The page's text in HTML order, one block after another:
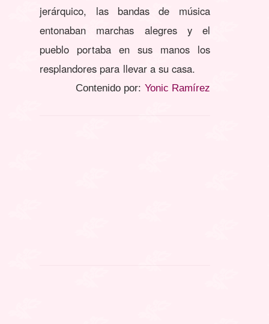
jerárquico, las bandas de música
entonaban marchas alegres y el
pueblo portaba en sus manos los
resplandores para llevar a su casa.
Contenido por: Yonic Ramírez